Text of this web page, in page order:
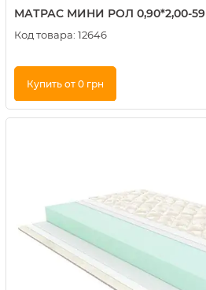
МАТРАС МИНИ РОЛ 0,90*2,00-59
Код товара: 12646
Купить от 0 грн
Купить в 1 клик